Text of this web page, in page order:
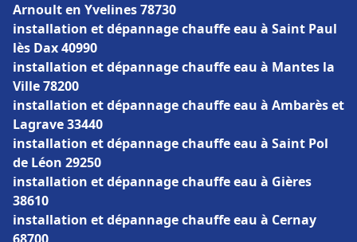
Arnoult en Yvelines 78730
installation et dépannage chauffe eau à Saint Paul
lès Dax 40990
installation et dépannage chauffe eau à Mantes la
Ville 78200
installation et dépannage chauffe eau à Ambarès et
Lagrave 33440
installation et dépannage chauffe eau à Saint Pol
de Léon 29250
installation et dépannage chauffe eau à Gières
38610
installation et dépannage chauffe eau à Cernay